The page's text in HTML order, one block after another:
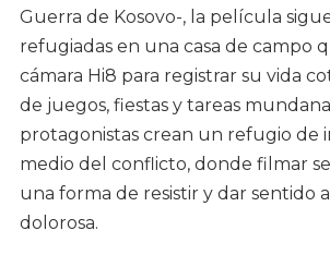
Guerra de Kosovo-, la película
refugiadas en una casa de campo
cámara Hi8 para registrar su vida
de juegos, fiestas y tareas
protagonistas crean un refugio de
medio del conflicto, donde filmar
una forma de resistir y dar sentido
dolorosa.